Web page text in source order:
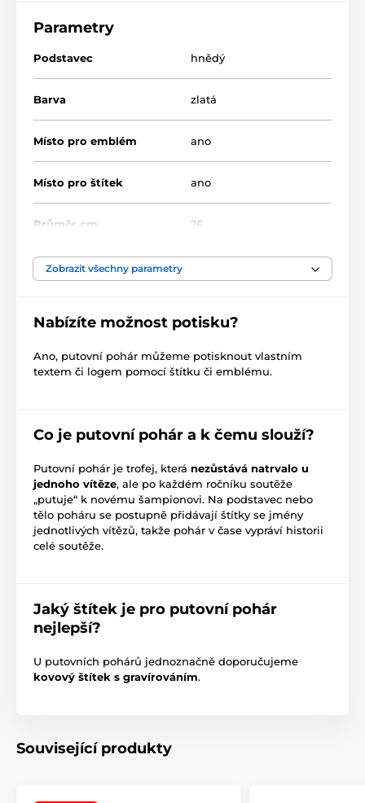
zahrnuta cena štítku a emblému.
NOVINKY Poháry Putovní poháry
Parametry
Podstavec hnědý
Barva zlatá
Místo pro emblém ano
Místo pro štítek ano
Průměr cm 26
Výška cm
, dřevo
Zobrazit všechny parametry
Nabízíte možnost potisku?
Ano, putovní pohár můžeme potisknout vlastním
textem či logem pomocí štítku či emblému.
Co je putovní pohár a k čemu slouží?
Putovní pohár je trofej, která nezůstává natrvalo u
jednoho vítěze, ale po každém ročníku soutěže
„putuje“ k novému šampionovi. Na podstavec nebo
tělo poháru se postupně přidávají štítky se jmény
jednotlivých vítězů, takže pohár v čase vypráví historii
celé soutěže.
Jaký štítek je pro putovní pohár
nejlepší?
U putovních pohárů jednoznačně doporučujeme
kovový štítek s gravírováním.
Související produkty